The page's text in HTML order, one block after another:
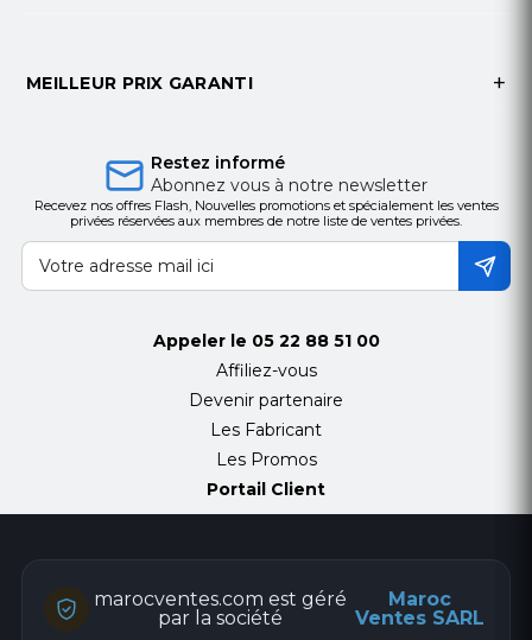
MEILLEUR PRIX GARANTI
Restez informé
Abonnez vous à notre newsletter
Recevez nos offres Flash, Nouvelles promotions et spécialement les ventes
privées réservées aux membres de notre liste de ventes privées.
Appeler le 05 22 88 51 00
Affiliez-vous
Devenir partenaire
Les Fabricant
Les Promos
Portail Client
marocventes.com est géré
par la société
Maroc
Ventes SARL